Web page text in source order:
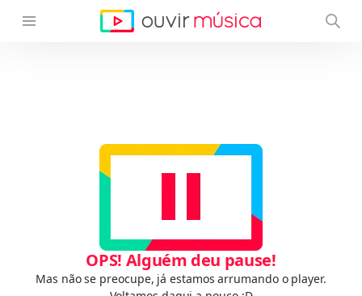
OPS! Alguém deu pause!
Mas não se preocupe, já estamos arrumando o player.